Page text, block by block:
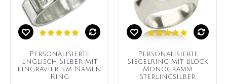
Personalisierte
Englisch Silber mit
eingraviertem Namen
Ring
Personalisierte
Siegelring mit Block
Monogramm
Sterlingsilber